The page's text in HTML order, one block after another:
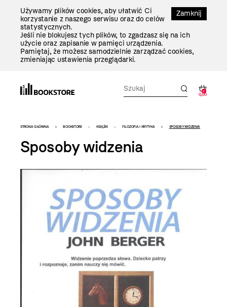
Zamknij
Używamy plików cookies, aby ułatwić Ci
korzystanie z naszego serwisu oraz do celów
statystycznych.
Jeśli nie blokujesz tych plików, to zgadzasz się na ich
użycie oraz zapisanie w pamięci urządzenia.
Pamiętaj, że możesz samodzielnie zarządzać cookies,
zmieniając ustawienia przeglądarki.
0
0,00
Bookstore
-
szablon
szczegóły
STRONA GŁÓWNA BOOKSTORE KSIĄŻKI FILOZOFIA I KRYTYKA SPOSOBY WIDZENIA
Sposoby widzenia